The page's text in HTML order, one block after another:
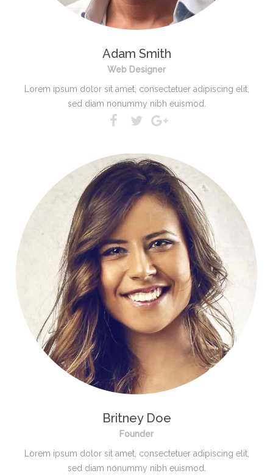
Adam Smith
Web Designer
Lorem ipsum dolor sit amet, consectetuer adipiscing elit,
sed diam nonummy nibh euismod.
Britney Doe
Founder
Lorem ipsum dolor sit amet, consectetuer adipiscing elit,
sed diam nonummy nibh euismod.